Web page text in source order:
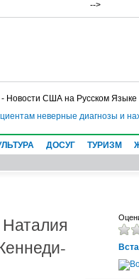
-->
Новости США на Русском Языке
неверные диагнозы и
ДОСУГ ТУРИЗМ